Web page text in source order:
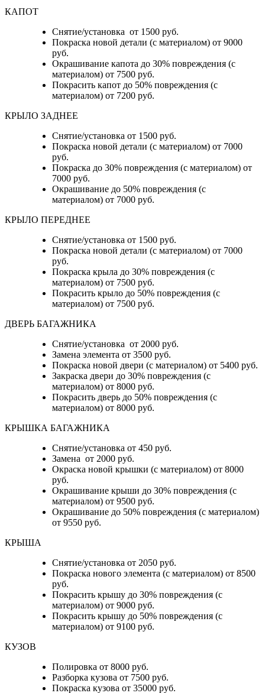
КАПОТ
Снятие/установка от 1500 руб.
Покраска новой детали (с материалом) от 9000
руб.
Окрашивание капота до 30% повреждения (с
материалом) от 7500 руб.
Покрасить капот до 50% повреждения (с
материалом) от 7200 руб.
КРЫЛО ЗАДНЕЕ
Снятие/установка от 1500 руб.
Покраска новой детали (с материалом) от 7000
руб.
Покраска до 30% повреждения (с материалом) от
7000 руб.
Окрашивание до 50% повреждения (с
материалом) от 7000 руб.
КРЫЛО ПЕРЕДНЕЕ
Снятие/установка от 1500 руб.
Покраска новой детали (с материалом) от 7000
руб.
Покраска крыла до 30% повреждения (с
материалом) от 7500 руб.
Покрасить крыло до 50% повреждения (с
материалом) от 7500 руб.
ДВЕРЬ БАГАЖНИКА
Снятие/установка от 2000 руб.
Замена элемента от 3500 руб.
Покраска новой двери (с материалом) от 5400 руб.
Закраска двери до 30% повреждения (с
материалом) от 8000 руб.
Покрасить дверь до 50% повреждения (с
материалом) от 8000 руб.
КРЫШКА БАГАЖНИКА
Снятие/установка от 450 руб.
Замена от 2000 руб.
Окраска новой крышки (с материалом) от 8000
руб.
Окрашивание крыши до 30% повреждения (с
материалом) от 9500 руб.
Окрашивание до 50% повреждения (с материалом)
от 9550 руб.
КРЫША
Снятие/установка от 2050 руб.
Покраска нового элемента (с материалом) от 8500
руб.
Покрасить крышу до 30% повреждения (с
материалом) от 9000 руб.
Покрасить крышу до 50% повреждения (с
материалом) от 9100 руб.
КУЗОВ
Полировка от 8000 руб.
Разборка кузова от 7500 руб.
Покраска кузова от 35000 руб.